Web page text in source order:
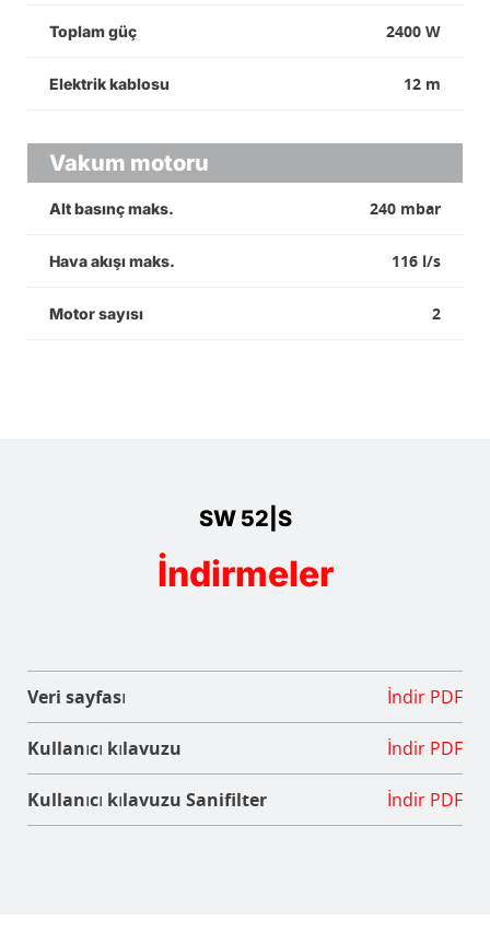
Toplam güç 2400 W
Elektrik kablosu 12 m
Vakum motoru
Alt basınç maks. 240 mbar
Hava akışı maks. 116 l/s
Motor sayısı 2
SW 52|S
İndirmeler
Veri sayfası İndir PDF
Kullanıcı kılavuzu İndir PDF
Kullanıcı kılavuzu Sanifilter İndir PDF